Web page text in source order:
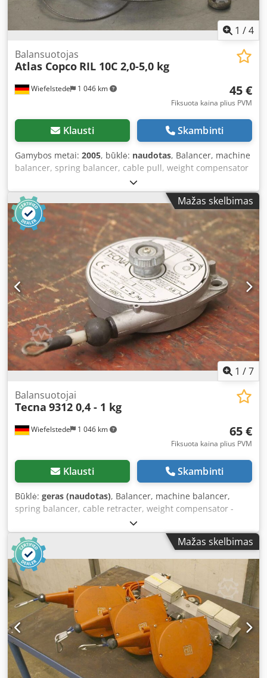
1 /4
Wiefelstede 1 046 km
Balansuotojas
Atlas Copco RIL 10C 2,0-5,0 kg
45 €
Fiksuota kaina plius PVM
Klausti Skambinti
Gamybos metai: 2005, būklė: naudotas, Balancer, machine
balancer, spring balancer, cable pull, weight compensator
Dodpfsgggy Eex Akzekr - Manufacturer: Atlas Copco, Model
RIL 10C - Load capacity: 2.0 - 5.0 kg - Dimensions:
200/250/70 mm - Net weight: 2.6 kg
Mažas skelbimas
1 /7
Wiefelstede 1 046 km
Balansuotojai
Tecna 9312 0,4 - 1 kg
65 €
Fiksuota kaina plius PVM
Klausti Skambinti
Būklė: geras (naudotas), Balancer, machine balancer,
spring balancer, cable retracter, weight compensator -
Manufacturer: Tecna, spring balancer Type 9312 -Capacity:
1 - 2 kg -Cable length: 1600 mm -Quantity: 1 spring
balancer available Dkodpfev U I S Sex Akzer -Dimensions:
200/110/H55 mm -Net weight: 0.6 kg
Mažas skelbimas